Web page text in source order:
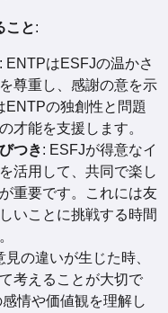
こと:
: ENTPはESFJの温かさ
尊重し、感謝の意を示
ENTPの独創性と問題
才能を支援します。
つき: ESFJが得意なイ
活用して、共同で楽し
重要です。これには友
いことに挑戦する時間
見の違いが生じた時、
考えることが大切で
情や価値観を理解し